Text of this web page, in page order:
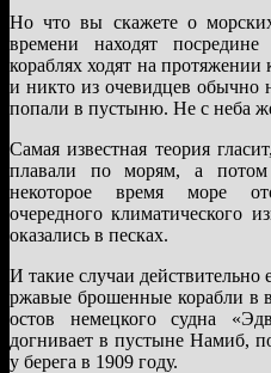
Но что вы скажете о
времени находят
кораблях ходят на
и никто из очевидцев обычно
попали в пустыню. Не с неба
Самая известная теория
плавали по морям, а
некоторое время море
очередного климатического
оказались в песках.
И такие случаи
ржавые брошенные корабли в
остов немецкого судна
догнивает в пустыне Намиб,
у берега в 1909 году.